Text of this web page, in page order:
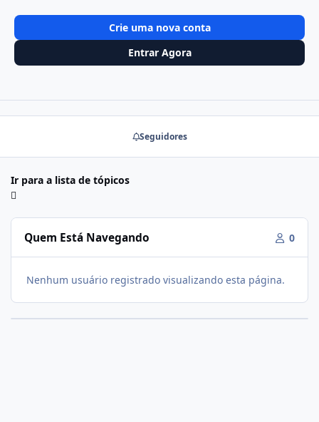
Crie uma nova conta
Entrar Agora
Seguidores
Ir para a lista de tópicos
Quem Está Navegando 0
Nenhum usuário registrado visualizando esta página.